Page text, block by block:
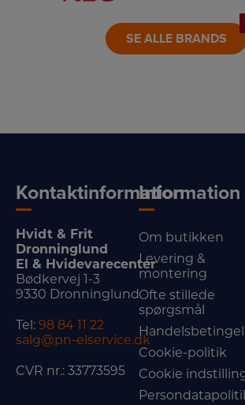
SE ALLE BRANDS
Kontaktinformation
Hvidt & Frit
Dronninglund
El & Hvidevarecenter
Bødkervej 1-3
9330 Dronninglund
Tel: 98 84 11 22
salg@pn-elservice.dk
CVR nr.: 33773595
Information
Om butikken
Levering &
montering
Ofte stillede
spørgsmål
Cookie-politik
Cookie